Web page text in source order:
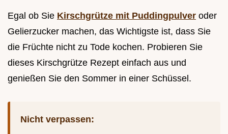
Egal ob Sie Kirschgrütze mit Puddingpulver oder
Gelierzucker machen, das Wichtigste ist, dass Sie
die Früchte nicht zu Tode kochen. Probieren Sie
dieses Kirschgrütze Rezept einfach aus und
genießen Sie den Sommer in einer Schüssel.
Nicht verpassen: